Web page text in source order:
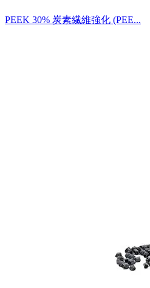
PEEK 30% 炭素繊維強化 (PEE...